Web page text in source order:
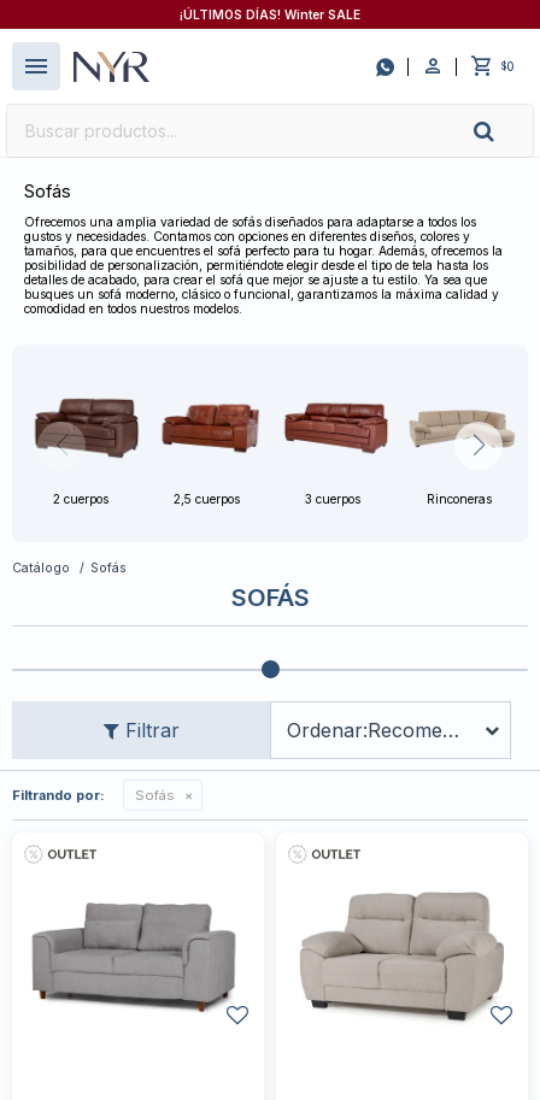
¡ÚLTIMOS DÍAS! Winter SALE
 $0
menu
Sofás
Ofrecemos una amplia variedad de sofás diseñados para adaptarse a todos los
gustos y necesidades. Contamos con opciones en diferentes diseños, colores y
tamaños, para que encuentres el sofá perfecto para tu hogar. Además, ofrecemos la
posibilidad de personalización, permitiéndote elegir desde el tipo de tela hasta los
detalles de acabado, para crear el sofá que mejor se ajuste a tu estilo. Ya sea que
busques un sofá moderno, clásico o funcional, garantizamos la máxima calidad y
comodidad en todos nuestros modelos.
2 cuerpos 2,5 cuerpos 3 cuerpos Rinconeras
Catálogo Sofás
SOFÁS
Recomendados
Filtrando por: Sofás
close